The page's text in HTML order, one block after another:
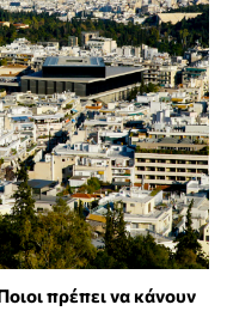
πρέπει να κάνουν